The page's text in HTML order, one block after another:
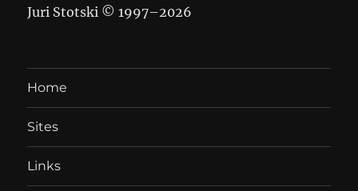
Juri Stotski © 1997–2026
Home
Sites
Links